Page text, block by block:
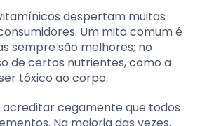
despertam muitas
Um mito comum é
sempre são melhores; no
de certos nutrientes, como a
tóxico ao corpo.
cegamente que todos
Na maioria das vezes,